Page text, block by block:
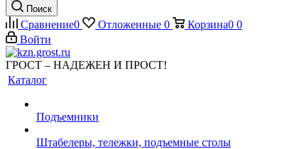
Поиск
Сравнение0 Отложенные 0 Корзина0 0
Войти
ГРОСТ – НАДЕЖЕН И ПРОСТ!
Каталог
Подъемники
Штабелеры, тележки, подъемные столы